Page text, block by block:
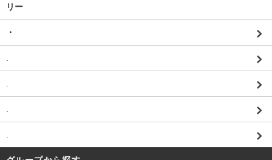
リー
・
.
.
.
.